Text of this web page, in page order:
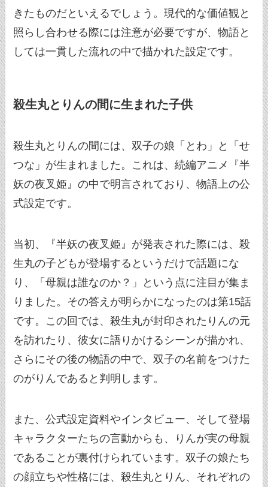
きたものだといえるでしょう。現代的な価値観と
照らし合わせる際には注意が必要ですが、物語と
しては一貫した流れの中で描かれた設定です。
殺生丸とりんの間に生まれた子供
殺生丸とりんの間には、双子の娘「とわ」と「せ
つな」が生まれました。これは、続編アニメ『半
妖の夜叉姫』の中で明言されており、物語上の公
式設定です。
当初、『半妖の夜叉姫』が発表された際には、殺
生丸の子どもが登場するというだけで話題にな
り、「母親は誰なのか？」という点に注目が集ま
りました。その答えが明らかになったのは第15話
です。この回では、殺生丸が封印されたりんの元
を訪れたり、彼女に語りかけるシーンが描かれ、
さらにその後の物語の中で、双子の名前をつけた
のがりんであると判明します。
また、公式設定資料やインタビュー、そして登場
キャラクターたちの言動からも、りんが実の母親
であることが裏付けられています。双子の娘たち
の顔立ちや性格には、殺生丸とりん、それぞれの